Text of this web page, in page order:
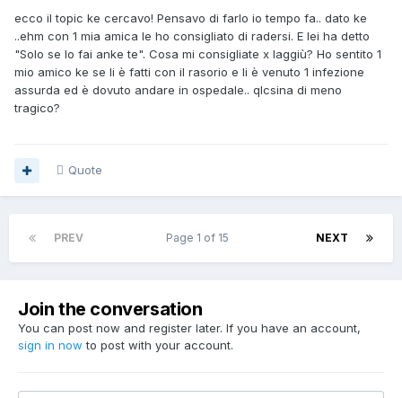
ecco il topic ke cercavo! Pensavo di farlo io tempo fa.. dato ke
..ehm con 1 mia amica le ho consigliato di radersi. E lei ha detto
"Solo se lo fai anke te". Cosa mi consigliate x laggiù? Ho sentito 1
mio amico ke se li è fatti con il rasorio e li è venuto 1 infezione
assurda ed è dovuto andare in ospedale.. qlcsina di meno
tragico?
Quote
PREV NEXT
Page 1 of 15
Join the conversation
You can post now and register later. If you have an account,
sign in now to post with your account.